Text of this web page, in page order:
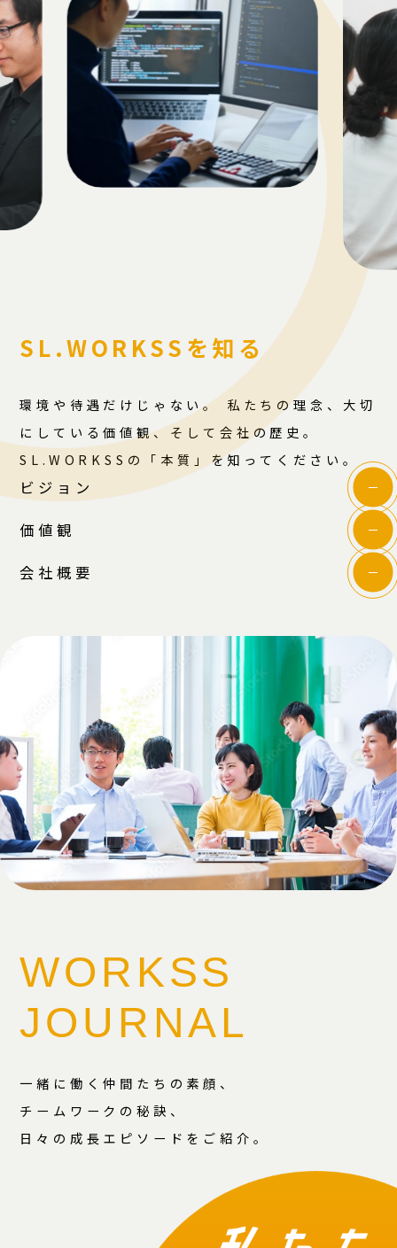
SL.WORKSSを知る
環境や待遇だけじゃない。 私たちの理念、大切
にしている価値観、そして会社の歴史。
SL.WORKSSの「本質」を知ってください。
ビジョン
価値観
会社概要
WORKSS
JOURNAL
一緒に働く仲間たちの素顔、
チームワークの秘訣、
日々の成長エピソードをご紹介。